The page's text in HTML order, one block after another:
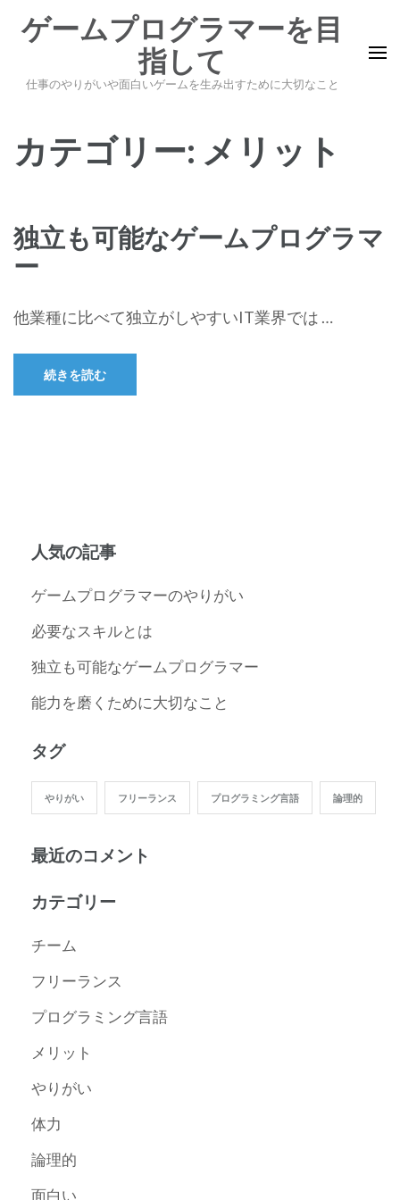
プ
(Enter
押
ゲームプログラマーを目
指して
仕事のやりがいや面白いゲームを生み出すために大切なこと
カテゴリー: メリット
独立も可能なゲームプログラマ
ー
他業種に比べて独立がしやすいIT業界では …
続きを読む
人気の記事
ゲームプログラマーのやりがい
必要なスキルとは
独立も可能なゲームプログラマー
能力を磨くために大切なこと
タグ
やりがい フリーランス プログラミング言語 論理的
最近のコメント
カテゴリー
チーム
フリーランス
プログラミング言語
メリット
やりがい
体力
論理的
面白い